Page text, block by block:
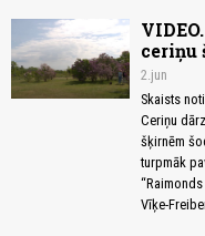
ceriņu
2.jun
Skaists
Ceriņu
šķirnēm
turpmāk
Vīķe-